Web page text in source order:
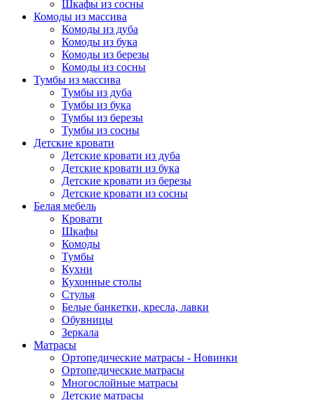
Шкафы из сосны
Комоды из массива
Комоды из дуба
Комоды из бука
Комоды из березы
Комоды из сосны
Тумбы из массива
Тумбы из дуба
Тумбы из бука
Тумбы из березы
Тумбы из сосны
Детские кровати
Детские кровати из дуба
Детские кровати из бука
Детские кровати из березы
Детские кровати из сосны
Белая мебель
Кровати
Шкафы
Комоды
Тумбы
Кухни
Кухонные столы
Стулья
Белые банкетки, кресла, лавки
Обувницы
Зеркала
Матрасы
Ортопедические матрасы - Новинки
Ортопедические матрасы
Многослойные матрасы
Детские матрасы